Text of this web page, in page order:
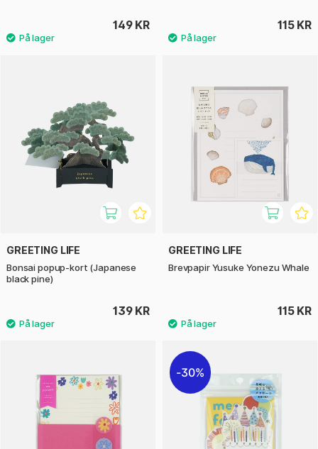
149 KR 115 KR
GREETING LIFE
Bonsai popup-kort (Japanese
black pine)
139 KR
GREETING LIFE
Brevpapir Yusuke Yonezu Whale
115 KR
30%